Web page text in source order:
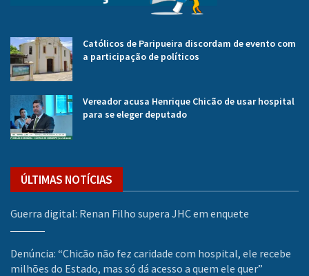
Católicos de Paripueira discordam de evento com
a participação de políticos
Vereador acusa Henrique Chicão de usar hospital
para se eleger deputado
ÚLTIMAS NOTÍCIAS
Guerra digital: Renan Filho supera JHC em enquete
Denúncia: “Chicão não fez caridade com hospital, ele recebe
milhões do Estado, mas só dá acesso a quem ele quer”